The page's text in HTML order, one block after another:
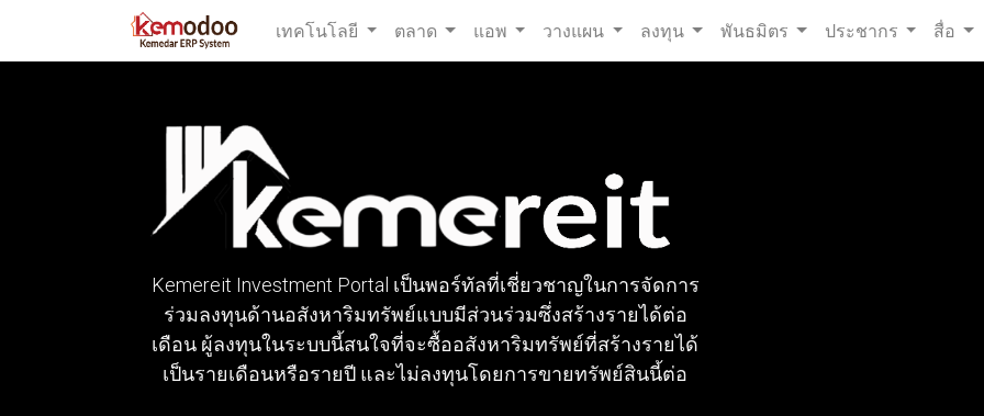
เทคโนโลยี ตลาด แอพ วางแผน ลงทุน พันธมิตร ประชากร สื่อ
Kemereit Investment Portal เป็นพอร์ทัลที่เชี่ยวชาญในการจัดการ
ร่วมลงทุนด้านอสังหาริมทรัพย์แบบมีส่วนร่วมซึ่งสร้างรายได้ต่อ
เดือน ผู้ลงทุนในระบบนี้สนใจที่จะซื้ออสังหาริมทรัพย์ที่สร้างรายได้
เป็นรายเดือนหรือรายปี และไม่ลงทุนโดยการขายทรัพย์สินนี้ต่อ